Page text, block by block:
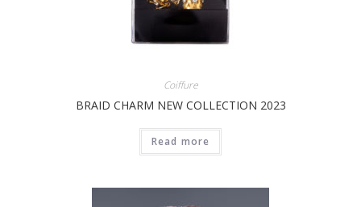
Coiffure
BRAID CHARM NEW COLLECTION 2023
Read more